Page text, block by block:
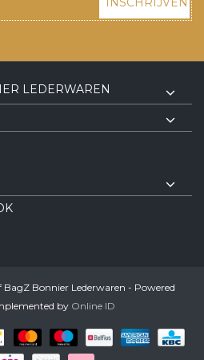
LEDERWAREN
Bonnier Lederwaren - Powered
by Online ID